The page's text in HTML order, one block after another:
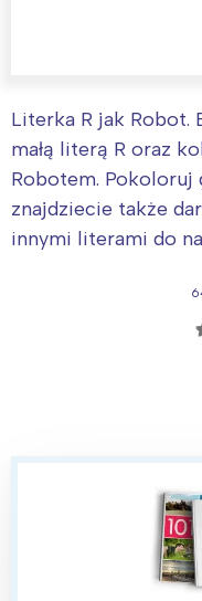
Literka R jak Robot.
małą literą R oraz
Robotem. Pokoloruj
znajdziecie także
innymi literami do